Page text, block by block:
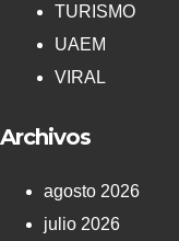
TURISMO
UAEM
VIRAL
Archivos
agosto 2026
julio 2026